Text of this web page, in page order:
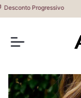
Progressivo